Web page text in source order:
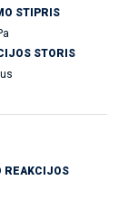
STIPRIS
STORIS
REAKCIJOS